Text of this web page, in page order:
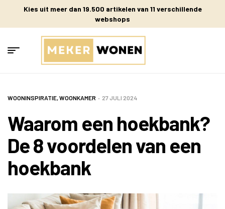
Kies uit meer dan 19.500 artikelen van 11 verschillende
webshops
WOONINSPIRATIE,WOONKAMER 27 JULI 2024
Waarom een hoekbank?
De 8 voordelen van een
hoekbank